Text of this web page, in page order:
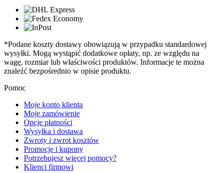
*Podane koszty dostawy obowiązują w przypadku standardowej
wysyłki. Mogą wystąpić dodatkowe opłaty, np. ze względu na
wagę, rozmiar lub właściwości produktów. Informacje te można
znaleźć bezpośrednio w opisie produktu.
Pomoc
Moje konto klienta
Moje zamówienie
Opcje płatności
Wysyłka i dostawa
Zwroty i zwrot kosztów
Promocje i kupony
Potrzebujesz więcej pomocy?
Klienci firmowi